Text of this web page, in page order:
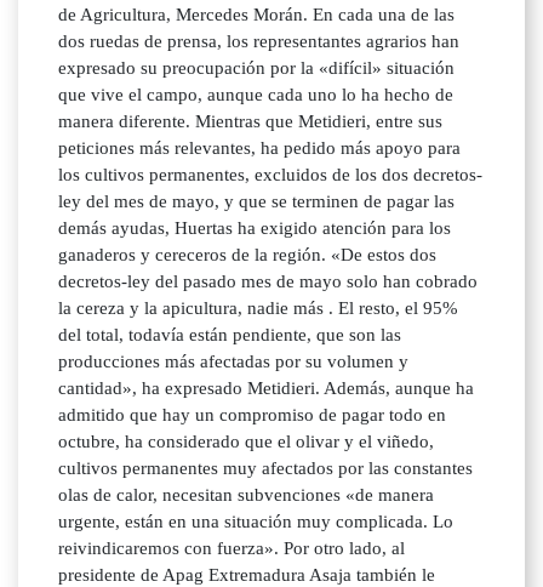
de Agricultura, Mercedes Morán. En cada una de las
dos ruedas de prensa, los representantes agrarios han
expresado su preocupación por la «difícil» situación
que vive el campo, aunque cada uno lo ha hecho de
manera diferente. Mientras que Metidieri, entre sus
peticiones más relevantes, ha pedido más apoyo para
los cultivos permanentes, excluidos de los dos decretos-
ley del mes de mayo, y que se terminen de pagar las
demás ayudas, Huertas ha exigido atención para los
ganaderos y cereceros de la región. «De estos dos
decretos-ley del pasado mes de mayo solo han cobrado
la cereza y la apicultura, nadie más . El resto, el 95%
del total, todavía están pendiente, que son las
producciones más afectadas por su volumen y
cantidad», ha expresado Metidieri. Además, aunque ha
admitido que hay un compromiso de pagar todo en
octubre, ha considerado que el olivar y el viñedo,
cultivos permanentes muy afectados por las constantes
olas de calor, necesitan subvenciones «de manera
urgente, están en una situación muy complicada. Lo
reivindicaremos con fuerza». Por otro lado, al
presidente de Apag Extremadura Asaja también le